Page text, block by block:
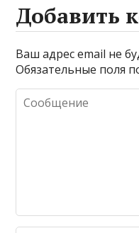
Добавить
Ваш адрес email не
Обязательные поля